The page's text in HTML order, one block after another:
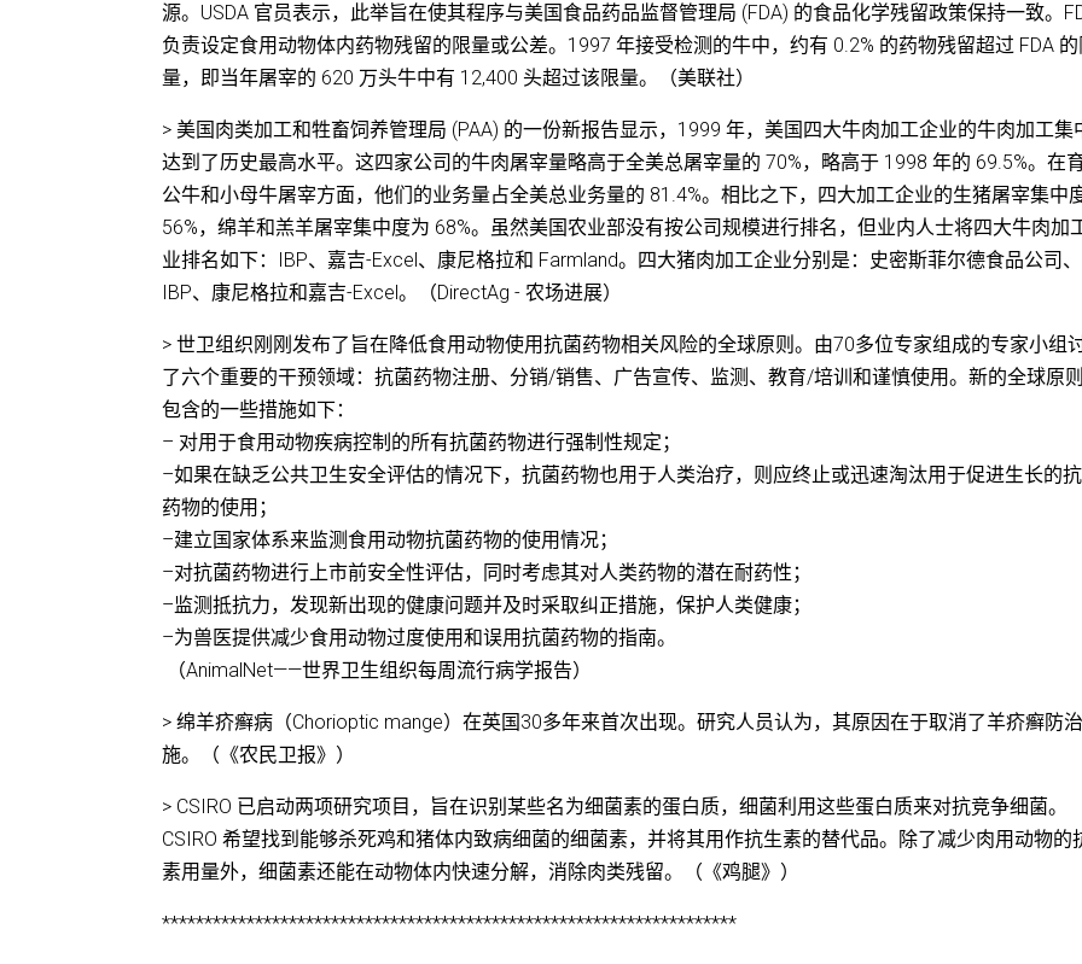
源。USDA 官员表示，此举旨在使其程序与美国食品药品监督管理局 (FDA) 的食品化学残留政策保持一致。
负责设定食用动物体内药物残留的限量或公差。1997 年接受检测的牛中，约有 0.2% 的药物残留超过 FDA 的
量，即当年屠宰的 620 万头牛中有 12,400 头超过该限量。（美联社）
> 美国肉类加工和牲畜饲养管理局 (PAA) 的一份新报告显示，1999 年，美国四大牛肉加工企业的牛肉加工集
达到了历史最高水平。这四家公司的牛肉屠宰量略高于全美总屠宰量的 70%，略高于 1998 年的 69.5%。在
公牛和小母牛屠宰方面，他们的业务量占全美总业务量的 81.4%。相比之下，四大加工企业的生猪屠宰集中
56%，绵羊和羔羊屠宰集中度为 68%。虽然美国农业部没有按公司规模进行排名，但业内人士将四大牛肉加
业排名如下：IBP、嘉吉-Excel、康尼格拉和 Farmland。四大猪肉加工企业分别是：史密斯菲尔德食品公司、
IBP、康尼格拉和嘉吉-Excel。（DirectAg - 农场进展）
> 世卫组织刚刚发布了旨在降低食用动物使用抗菌药物相关风险的全球原则。由70多位专家组成的专家小组
了六个重要的干预领域：抗菌药物注册、分销/销售、广告宣传、监测、教育/培训和谨慎使用。新的全球原
包含的一些措施如下：
– 对用于食用动物疾病控制的所有抗菌药物进行强制性规定；
–如果在缺乏公共卫生安全评估的情况下，抗菌药物也用于人类治疗，则应终止或迅速淘汰用于促进生长的
药物的使用；
–建立国家体系来监测食用动物抗菌药物的使用情况；
–对抗菌药物进行上市前安全性评估，同时考虑其对人类药物的潜在耐药性；
–监测抵抗力，发现新出现的健康问题并及时采取纠正措施，保护人类健康；
–为兽医提供减少食用动物过度使用和误用抗菌药物的指南。
（AnimalNet——世界卫生组织每周流行病学报告）
> 绵羊疥癣病（Chorioptic mange）在英国30多年来首次出现。研究人员认为，其原因在于取消了羊疥癣防
施。（《农民卫报》）
> CSIRO 已启动两项研究项目，旨在识别某些名为细菌素的蛋白质，细菌利用这些蛋白质来对抗竞争细菌。
CSIRO 希望找到能够杀死鸡和猪体内致病细菌的细菌素，并将其用作抗生素的替代品。除了减少肉用动物的
素用量外，细菌素还能在动物体内快速分解，消除肉类残留。（《鸡腿》）
********************************************************************